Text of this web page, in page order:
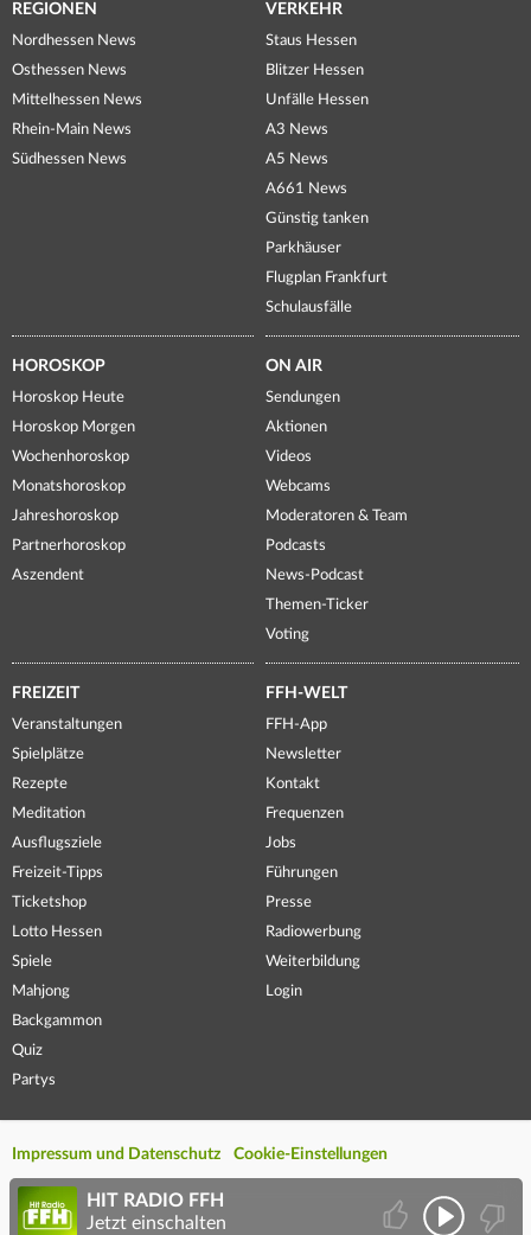
REGIONEN
Nordhessen News
Osthessen News
Mittelhessen News
Rhein-Main News
Südhessen News
VERKEHR
Staus Hessen
Blitzer Hessen
Unfälle Hessen
A3 News
A5 News
A661 News
Günstig tanken
Parkhäuser
Flugplan Frankfurt
Schulausfälle
HOROSKOP
Horoskop Heute
Horoskop Morgen
Wochenhoroskop
Monatshoroskop
Jahreshoroskop
Partnerhoroskop
Aszendent
ON AIR
Sendungen
Aktionen
Videos
Webcams
Moderatoren & Team
Podcasts
News-Podcast
Themen-Ticker
Voting
FREIZEIT
Veranstaltungen
Spielplätze
Rezepte
Meditation
Ausflugsziele
Freizeit-Tipps
Ticketshop
Lotto Hessen
Spiele
Mahjong
Backgammon
Quiz
Partys
FFH-WELT
FFH-App
Newsletter
Kontakt
Frequenzen
Jobs
Führungen
Presse
Radiowerbung
Weiterbildung
Login
Impressum und Datenschutz Cookie-Einstellungen
HIT RADIO FFH
Jetzt einschalten